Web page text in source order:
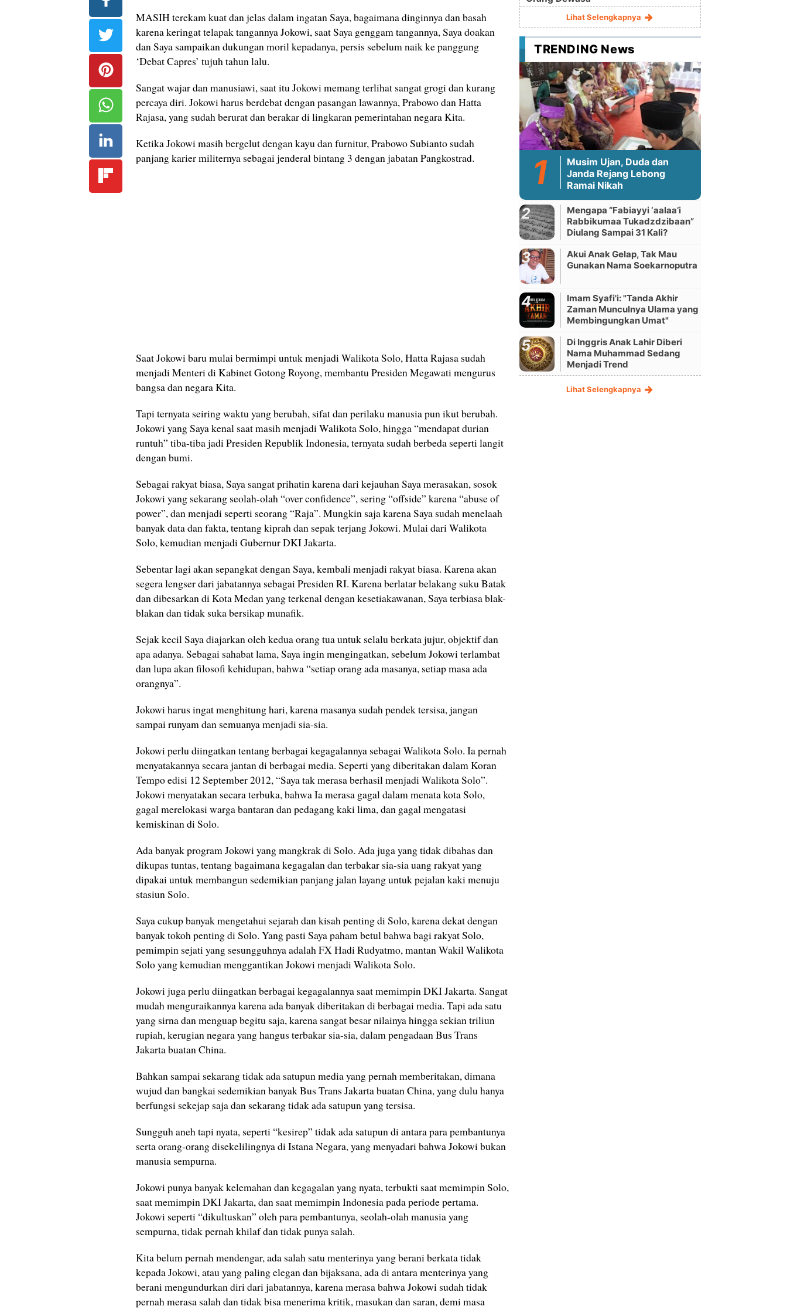
MASIH terekam kuat dan jelas dalam ingatan Saya, bagaimana dinginnya dan basah
karena keringat telapak tangannya Jokowi, saat Saya genggam tangannya, Saya doakan
dan Saya sampaikan dukungan moril kepadanya, persis sebelum naik ke panggung
‘Debat Capres’ tujuh tahun lalu.
Sangat wajar dan manusiawi, saat itu Jokowi memang terlihat sangat grogi dan kurang
percaya diri. Jokowi harus berdebat dengan pasangan lawannya, Prabowo dan Hatta
Rajasa, yang sudah berurat dan berakar di lingkaran pemerintahan negara Kita.
Ketika Jokowi masih bergelut dengan kayu dan furnitur, Prabowo Subianto sudah
panjang karier militernya sebagai jenderal bintang 3 dengan jabatan Pangkostrad.
Saat Jokowi baru mulai bermimpi untuk menjadi Walikota Solo, Hatta Rajasa sudah
menjadi Menteri di Kabinet Gotong Royong, membantu Presiden Megawati mengurus
bangsa dan negara Kita.
Tapi ternyata seiring waktu yang berubah, sifat dan perilaku manusia pun ikut berubah.
Jokowi yang Saya kenal saat masih menjadi Walikota Solo, hingga “mendapat durian
runtuh” tiba-tiba jadi Presiden Republik Indonesia, ternyata sudah berbeda seperti langit
dengan bumi.
Sebagai rakyat biasa, Saya sangat prihatin karena dari kejauhan Saya merasakan, sosok
Jokowi yang sekarang seolah-olah “over confidence”, sering “offside” karena “abuse of
power”, dan menjadi seperti seorang “Raja”. Mungkin saja karena Saya sudah menelaah
banyak data dan fakta, tentang kiprah dan sepak terjang Jokowi. Mulai dari Walikota
Solo, kemudian menjadi Gubernur DKI Jakarta.
Sebentar lagi akan sepangkat dengan Saya, kembali menjadi rakyat biasa. Karena akan
segera lengser dari jabatannya sebagai Presiden RI. Karena berlatar belakang suku Batak
dan dibesarkan di Kota Medan yang terkenal dengan kesetiakawanan, Saya terbiasa blak-
blakan dan tidak suka bersikap munafik.
Sejak kecil Saya diajarkan oleh kedua orang tua untuk selalu berkata jujur, objektif dan
apa adanya. Sebagai sahabat lama, Saya ingin mengingatkan, sebelum Jokowi terlambat
dan lupa akan filosofi kehidupan, bahwa “setiap orang ada masanya, setiap masa ada
orangnya”.
Jokowi harus ingat menghitung hari, karena masanya sudah pendek tersisa, jangan
sampai runyam dan semuanya menjadi sia-sia.
Jokowi perlu diingatkan tentang berbagai kegagalannya sebagai Walikota Solo. Ia pernah
menyatakannya secara jantan di berbagai media. Seperti yang diberitakan dalam Koran
Tempo edisi 12 September 2012, “Saya tak merasa berhasil menjadi Walikota Solo”.
Jokowi menyatakan secara terbuka, bahwa Ia merasa gagal dalam menata kota Solo,
gagal merelokasi warga bantaran dan pedagang kaki lima, dan gagal mengatasi
kemiskinan di Solo.
Ada banyak program Jokowi yang mangkrak di Solo. Ada juga yang tidak dibahas dan
dikupas tuntas, tentang bagaimana kegagalan dan terbakar sia-sia uang rakyat yang
dipakai untuk membangun sedemikian panjang jalan layang untuk pejalan kaki menuju
stasiun Solo.
Saya cukup banyak mengetahui sejarah dan kisah penting di Solo, karena dekat dengan
banyak tokoh penting di Solo. Yang pasti Saya paham betul bahwa bagi rakyat Solo,
pemimpin sejati yang sesungguhnya adalah FX Hadi Rudyatmo, mantan Wakil Walikota
Solo yang kemudian menggantikan Jokowi menjadi Walikota Solo.
Jokowi juga perlu diingatkan berbagai kegagalannya saat memimpin DKI Jakarta. Sangat
mudah menguraikannya karena ada banyak diberitakan di berbagai media. Tapi ada satu
yang sirna dan menguap begitu saja, karena sangat besar nilainya hingga sekian triliun
rupiah, kerugian negara yang hangus terbakar sia-sia, dalam pengadaan Bus Trans
Jakarta buatan China.
Bahkan sampai sekarang tidak ada satupun media yang pernah memberitakan, dimana
wujud dan bangkai sedemikian banyak Bus Trans Jakarta buatan China, yang dulu hanya
berfungsi sekejap saja dan sekarang tidak ada satupun yang tersisa.
Sungguh aneh tapi nyata, seperti “kesirep” tidak ada satupun di antara para pembantunya
serta orang-orang disekelilingnya di Istana Negara, yang menyadari bahwa Jokowi bukan
manusia sempurna.
Jokowi punya banyak kelemahan dan kegagalan yang nyata, terbukti saat memimpin Solo,
saat memimpin DKI Jakarta, dan saat memimpin Indonesia pada periode pertama.
Jokowi seperti “dikultuskan” oleh para pembantunya, seolah-olah manusia yang
sempurna, tidak pernah khilaf dan tidak punya salah.
Kita belum pernah mendengar, ada salah satu menterinya yang berani berkata tidak
kepada Jokowi, atau yang paling elegan dan bijaksana, ada di antara menterinya yang
berani mengundurkan diri dari jabatannya, karena merasa bahwa Jokowi sudah tidak
pernah merasa salah dan tidak bisa menerima kritik, masukan dan saran, demi masa
Lihat Selengkapnya
TRENDING News
Musim Ujan, Duda dan
Janda Rejang Lebong
Ramai Nikah
Mengapa “Fabiayyi ‘aalaa’i
Rabbikumaa Tukadzdzibaan”
Diulang Sampai 31 Kali?
Akui Anak Gelap, Tak Mau
Gunakan Nama Soekarnoputra
Imam Syafi'i: "Tanda Akhir
Zaman Munculnya Ulama yang
Membingungkan Umat"
Di Inggris Anak Lahir Diberi
Nama Muhammad Sedang
Menjadi Trend
Lihat Selengkapnya